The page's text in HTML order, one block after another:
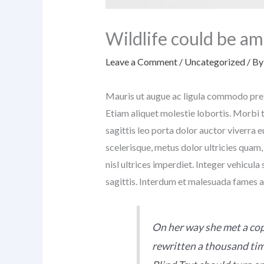
Wildlife could be
Leave a Comment / Uncategorized/
Mauris ut augue ac ligula commodo
Etiam aliquet molestie lobortis. Morbi
sagittis leo porta dolor auctor viverra
scelerisque, metus dolor ultricies
nisl ultrices imperdiet. Integer
sagittis. Interdum et malesuada fames
On her way she met a
rewritten a thousand